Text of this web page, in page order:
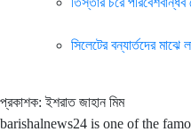
সিলেটের বন্যার্তদের মাঝে
প্রকাশক: ইশরাত জাহান মিম
barishalnews24 is one of the